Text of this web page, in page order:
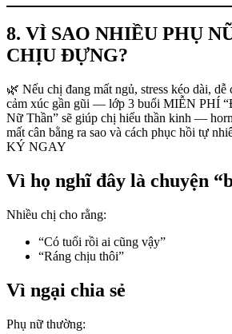
8. VÌ SAO NHIỀU PHỤ
CHỊU ĐỰNG?
🌿 Nếu chị đang mất ngủ, stress kéo dài, dễ
cảm xúc gần gũi — lớp 3 buổi MIỄN PHÍ
Nữ Thần” sẽ giúp chị hiểu thần kinh —
mất cân bằng ra sao và cách phục hồi tự
KÝ NGAY
Vì họ nghĩ đây là chuyện
Nhiều chị cho rằng:
“Có tuổi rồi ai cũng vậy”
“Ráng chịu thôi”
Vì ngại chia sẻ
Phụ nữ thường: